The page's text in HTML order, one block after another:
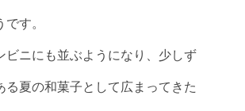
す。
ビニにも並ぶようになり、少しず
る夏の和菓子として広まってきた